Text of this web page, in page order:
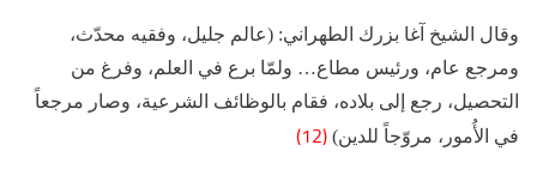
وقال الشيخ آغا بزرك الطهراني: (عالم جليل، وفقيه محدّث،
ومرجع عام، ورئيس مطاع… ولمّا برع في العلم، وفرغ من
التحصيل، رجع إلى بلاده، فقام بالوظائف الشرعية، وصار مرجعاً
في الأُمور، مروّجاً للدين) (12)